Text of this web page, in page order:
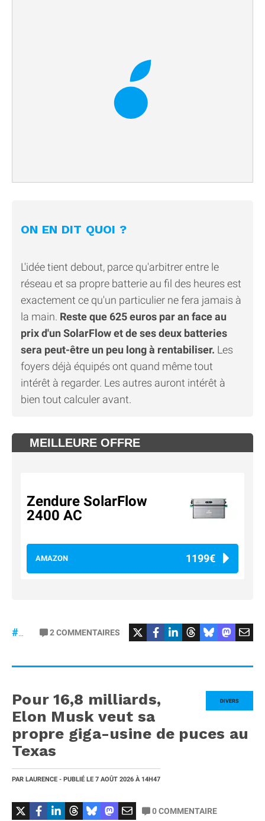
ON EN DIT QUOI ?
L'idée tient debout, parce qu'arbitrer entre le
réseau et sa propre batterie au fil des heures est
exactement ce qu'un particulier ne fera jamais à
la main. Reste que 625 euros par an face au
prix d'un SolarFlow et de ses deux batteries
sera peut-être un peu long à rentabiliser. Les
foyers déjà équipés ont quand même tout
intérêt à regarder. Les autres auront intérêt à
bien tout calculer avant.
MEILLEURE OFFRE
Zendure SolarFlow
2400 AC
AMAZON 1199€
2COMMENTAIRES
DIVERS
Pour 16,8 milliards,
Elon Musk veut sa
propre giga-usine de puces au
Texas
PAR LAURENCE - PUBLIÉ LE 7 AOÛT 2026 À 14H47
0COMMENTAIRE